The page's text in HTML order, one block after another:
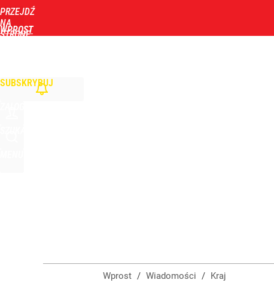
PRZEJDŹ
NA
STRONĘ
WPROST
SUBSKRYBUJ
1
Temu, Shein i AliExpress już nie takie atrakcyjne.
Wprost / Wiadomości / Kraj